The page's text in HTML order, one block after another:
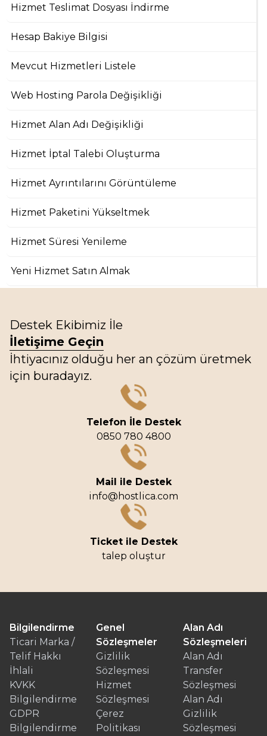
Hizmet Teslimat Dosyası İndirme
Hesap Bakiye Bilgisi
Mevcut Hizmetleri Listele
Web Hosting Parola Değişikliği
Hizmet Alan Adı Değişikliği
Hizmet İptal Talebi Oluşturma
Hizmet Ayrıntılarını Görüntüleme
Hizmet Paketini Yükseltmek
Hizmet Süresi Yenileme
Yeni Hizmet Satın Almak
Destek Ekibimiz İle
İletişime Geçin
İhtiyacınız olduğu her an çözüm üretmek
için buradayız.
Telefon İle Destek
0850 780 4800
Mail ile Destek
info@hostlica.com
Ticket ile Destek
talep oluştur
Bilgilendirme
Ticari Marka /
Telif Hakkı
İhlali
KVKK
Bilgilendirme
GDPR
Bilgilendirme
Genel
Sözleşmeler
Gizlilik
Sözleşmesi
Hizmet
Sözleşmesi
Çerez
Politikası
Alan Adı
Sözleşmeleri
Alan Adı
Transfer
Sözleşmesi
Alan Adı
Gizlilik
Sözleşmesi